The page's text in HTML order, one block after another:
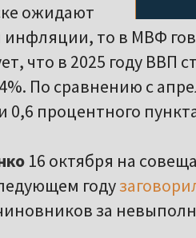
ожидают
то в МВФ
что в 2025 году ВВП
По сравнению с
процентного
16 октября на
году
за